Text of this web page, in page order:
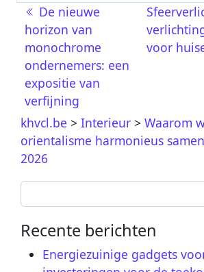
Post navigation
De nieuwe
horizon van
monochrome
ondernemers: een
expositie van
verfijning
voor
khvcl.be > Interieur > Waarom
orientalisme harmonieus
2026
Search for:
Recente berichten
Energiezuinige gadgets